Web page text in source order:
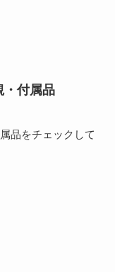
付属品
品をチェックして